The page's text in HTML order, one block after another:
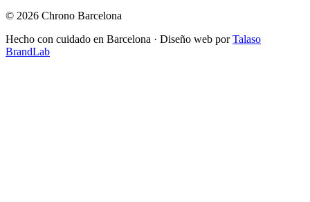
© 2026 Chrono Barcelona
Hecho con cuidado en Barcelona · Diseño web porTalaso
BrandLab